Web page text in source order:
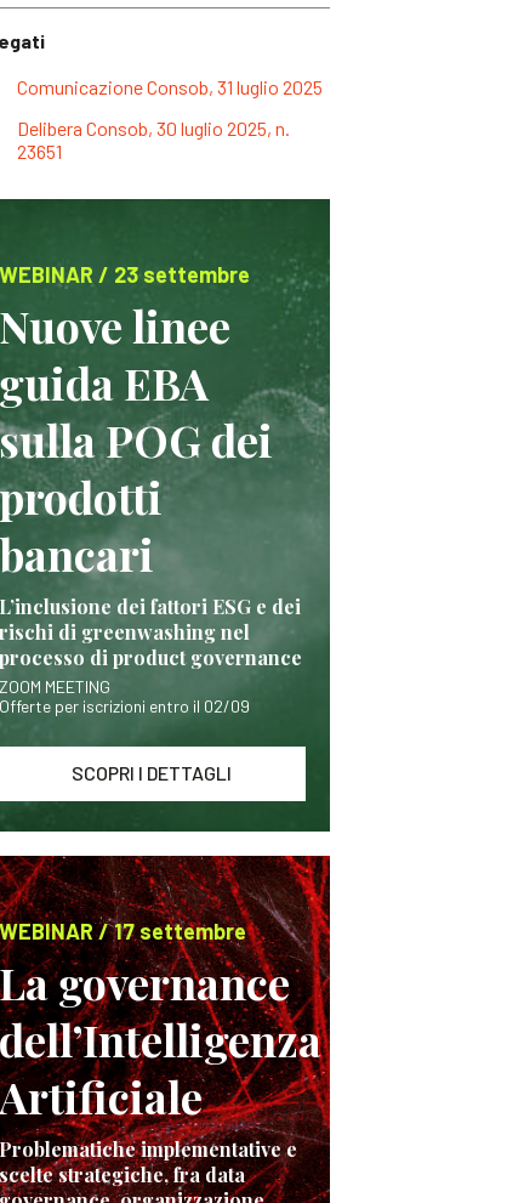
Comunicazione Consob, 31 luglio 2025
Delibera Consob, 30 luglio 2025, n.
23651
WEBINAR / 23 settembre
Nuove linee
guida EBA
POG dei
bancari
L’inclusione dei fattori ESG e dei
rischi di greenwashing nel
processo di product governance
ZOOM MEETING
Offerte per iscrizioni entro il 02/09
SCOPRI I DETTAGLI
/ 17 settembre
governance
implementative e
strategiche, fra data